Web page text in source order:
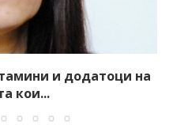
и додатоци на
кои...